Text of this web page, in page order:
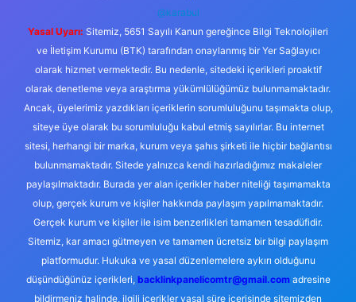
@karabul
Yasal Uyarı: Sitemiz, 5651 Sayılı Kanun gereğince Bilgi Teknolojileri
ve İletişim Kurumu (BTK) tarafından onaylanmış bir Yer Sağlayıcı
olarak hizmet vermektedir. Bu nedenle, sitedeki içerikleri proaktif
olarak denetleme veya araştırma yükümlülüğümüz bulunmamaktadır.
Ancak, üyelerimiz yazdıkları içeriklerin sorumluluğunu taşımakta olup,
siteye üye olarak bu sorumluluğu kabul etmiş sayılırlar. Bu internet
sitesi, herhangi bir marka, kurum veya şahıs şirketi ile hiçbir bağlantısı
bulunmamaktadır. Sitede yalnızca kendi hazırladığımız makaleler
paylaşılmaktadır. Burada yer alan içerikler haber niteliği taşımamakta
olup, gerçek kurum ve kişiler hakkında paylaşım yapılmamaktadır.
Gerçek kurum ve kişiler ile isim benzerlikleri tamamen tesadüfidir.
Sitemiz, kar amacı gütmeyen ve tamamen ücretsiz bir bilgi paylaşım
platformudur. Hukuka ve yasal düzenlemelere aykırı olduğunu
düşündüğünüz içerikleri, backlinkpanelicomtr@gmail.comadresine
bildirmeniz halinde, ilgili içerikler yasal süre içerisinde sitemizden